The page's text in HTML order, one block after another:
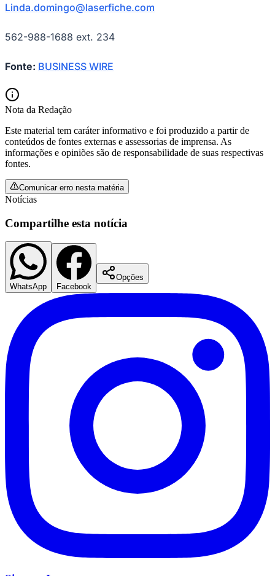
Fluminense
Vasco
Linda.domingo@laserfiche.com
562-988-1688 ext. 234
Fonte: BUSINESS WIRE
Nota da Redação
Este material tem caráter informativo e foi produzido a partir de
conteúdos de fontes externas e assessorias de imprensa. As
informações e opiniões são de responsabilidade de suas respectivas
fontes.
Comunicar erro nesta matéria
Notícias
Compartilhe esta notícia
WhatsApp Facebook
Opções